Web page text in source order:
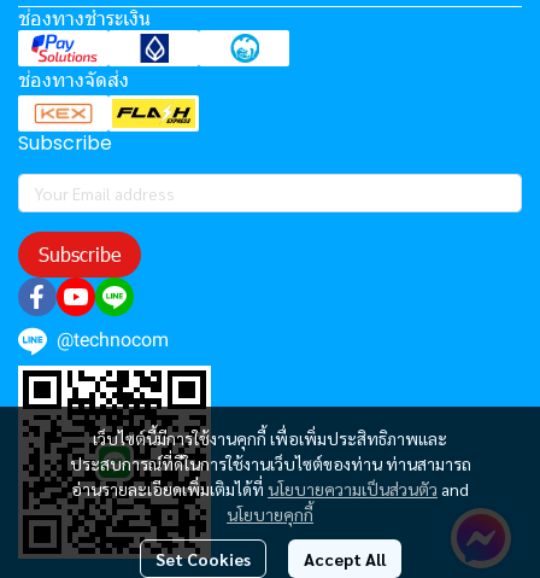
เว็บไซต์นี้มีการใช้งานคุกกี้ เพื่อเพิ่มประสิทธิภาพและ
ประสบการณ์ที่ดีในการใช้งานเว็บไซต์ของท่าน ท่านสามารถ
อ่านรายละเอียดเพิ่มเติมได้ที่ นโยบายความเป็นส่วนตัว and
นโยบายคุกกี้
Set Cookies Accept All
ช่องทางชำระเงิน
ช่องทางจัดส่ง
Subscribe
Subscribe
@technocom